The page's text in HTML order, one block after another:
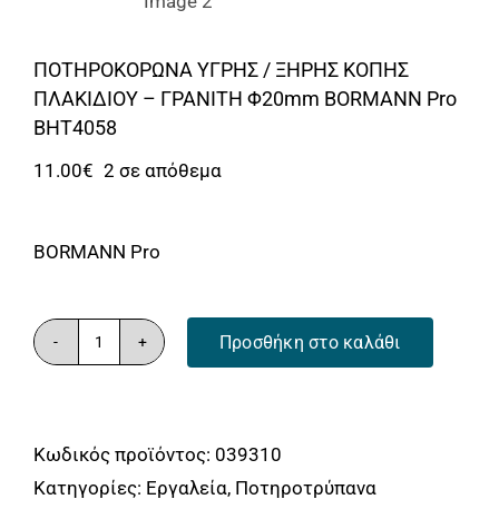
ΠΟΤΗΡΟΚΟΡΩΝΑ ΥΓΡΗΣ / ΞΗΡΗΣ ΚΟΠΗΣ
ΠΛΑΚΙΔΙΟΥ – ΓΡΑΝΙΤΗ Φ20mm BORMANN Pro
BHT4058
11.00€ 2 σε απόθεμα
BORMANN Pro
ΠΟΤΗΡΟΚΟΡΩΝΑ
ΞΗΡΗΣ
ΚΟΠΗΣ
Προσθήκη στο καλάθι
Κωδικός προϊόντος: 039310
Κατηγορίες: Εργαλεία, Ποτηροτρύπανα